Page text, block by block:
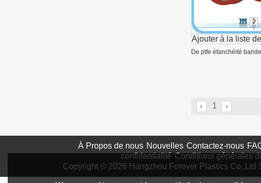
Ajouter à la liste
De ptfe étanchéité bande
1
À Propos de nous Nouvelles Contactez-nous
confidentialité Conditions générales
Copyright © 2026 Hangzhou Forever Plastics Co.,Ltd